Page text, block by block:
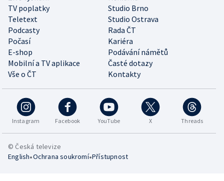
TV poplatky
Studio Brno
Teletext
Studio Ostrava
Podcasty
Rada ČT
Počasí
Kariéra
E-shop
Podávání námětů
Mobilní a TV aplikace
Časté dotazy
Vše o ČT
Kontakty
Instagram Facebook YouTube X Threads
© Česká televize
English•Ochrana soukromí•Přístupnost